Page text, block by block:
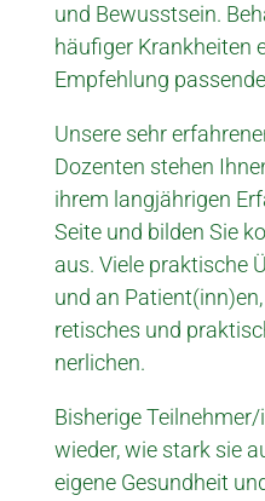
und Be­wus­st­sein.
häu­fi­ger Krank­heiten
Em­pfeh­lung
Unsere sehr
Dozenten stehen
ihrem lang­jährigen
Seite und bilden Sie
aus. Viele prak­tische
und an
retisches und
nerlichen.
Bisherige
wieder, wie stark sie
eigene Ge­sundheit